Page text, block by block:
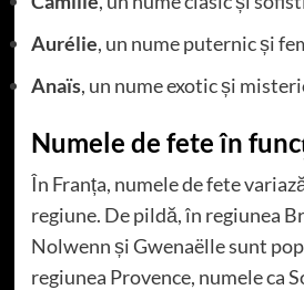
Aurélie, un nume puternic și
Anaïs, un nume exotic și
Numele de fete în
În Franța, numele de fete
regiune. De pildă, în regiunea
Nolwenn și Gwenaëlle sunt
regiunea Provence, numele ca